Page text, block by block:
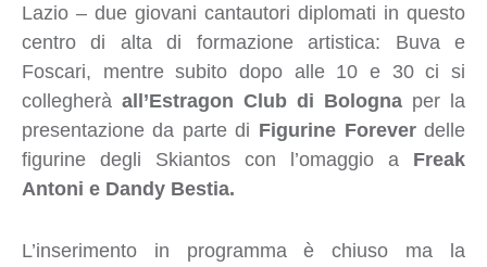
Lazio – due giovani cantautori diplomati in questo
centro di alta di formazione artistica: Buva e
Foscari, mentre subito dopo alle 10 e 30 ci si
collegherà all’Estragon Club di Bologna per la
presentazione da parte di Figurine Foreverdelle
figurine degli Skiantos con l’omaggio a Freak
Antoni e Dandy Bestia.
L’inserimento in programma è chiuso ma la